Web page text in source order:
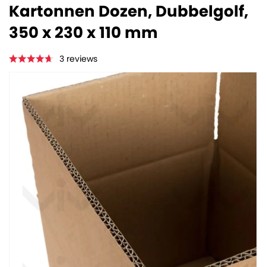
Kartonnen Dozen, Dubbelgolf,
350 x 230 x 110 mm
3 reviews